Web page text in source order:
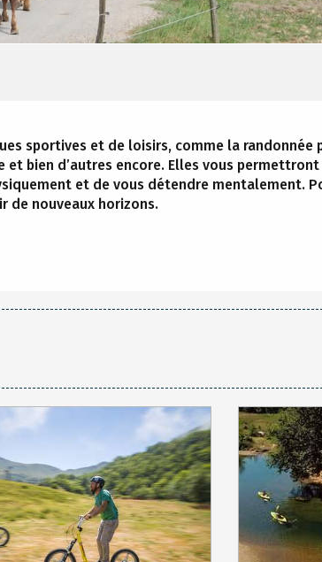
sportives et de loisirs, comme la randonnée
et bien d’autres encore. Elles vous
et de vous détendre mentalement.
de nouveaux horizons.